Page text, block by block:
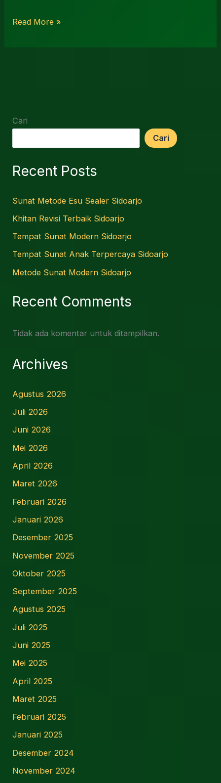
Read More »
Cari
Cari
Recent Posts
Sunat Metode Esu Sealer Sidoarjo
Khitan Revisi Terbaik Sidoarjo
Tempat Sunat Modern Sidoarjo
Tempat Sunat Anak Terpercaya Sidoarjo
Metode Sunat Modern Sidoarjo
Recent Comments
Tidak ada komentar untuk ditampilkan.
Archives
Agustus 2026
Juli 2026
Juni 2026
Mei 2026
April 2026
Maret 2026
Februari 2026
Januari 2026
Desember 2025
November 2025
Oktober 2025
September 2025
Agustus 2025
Juli 2025
Juni 2025
Mei 2025
April 2025
Maret 2025
Februari 2025
Januari 2025
Desember 2024
November 2024